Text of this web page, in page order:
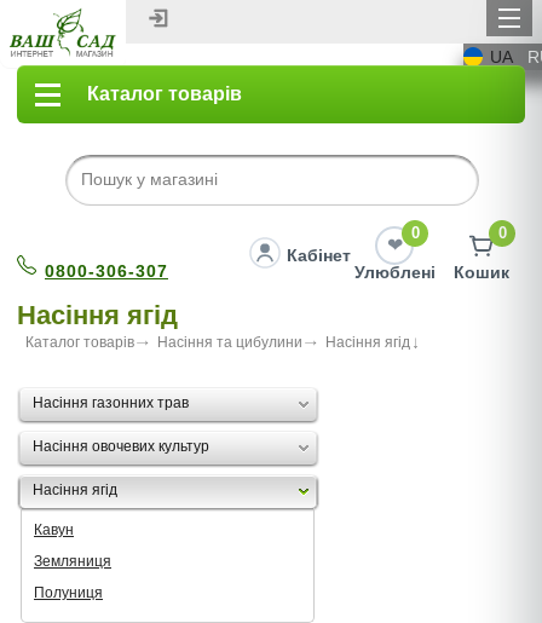
UA
Каталог товарів
0800-306-307
Кабінет
0
Улюблені
0
Кошик
Насіння ягід
Каталог товарів Насіння та цибулини Насіння ягід
Насіння газонних трав
Насіння овочевих культур
Насіння ягід
Кавун
Земляниця
Полуниця